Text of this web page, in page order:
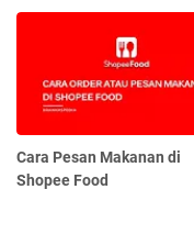
Cara Pesan Makanan di
Shopee Food